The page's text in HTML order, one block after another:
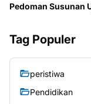
Pedoman Susunan
Tag Populer
peristiwa
Pendidikan